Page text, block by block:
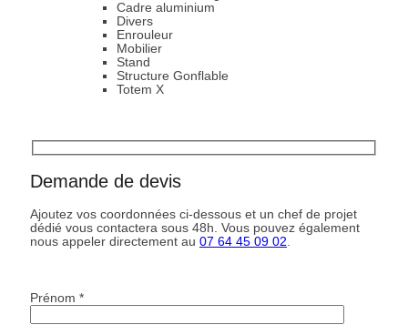
Cadre aluminium
Divers
Enrouleur
Mobilier
Stand
Structure Gonflable
Totem X
Demande de devis
Ajoutez vos coordonnées ci-dessous et un chef de projet
dédié vous contactera sous 48h. Vous pouvez également
nous appeler directement au 07 64 45 09 02
Prénom *